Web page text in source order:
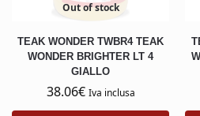
Out of stock
TEAK WONDER TWBR4 TEAK
WONDER BRIGHTER LT 4
GIALLO
38.06€ Iva inclusa